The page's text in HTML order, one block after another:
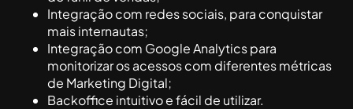
Integração com redes sociais, para conquistar
mais internautas;
Integração com Google Analytics para
monitorizar os acessos com diferentes métricas
de Marketing Digital;
Backoffice intuitivo e fácil de utilizar.